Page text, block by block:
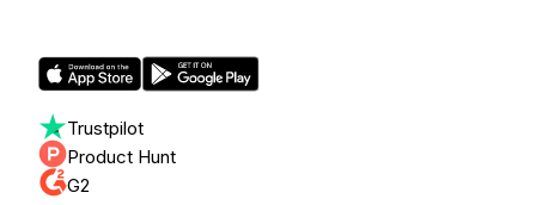
Trustpilot
Product Hunt
G2